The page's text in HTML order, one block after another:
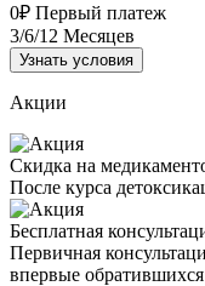
0₽ Первый платеж
3/6/12 Месяцев
Узнать условия
Акции
Скидка на
После курса
Бесплатная
Первичная
впервые